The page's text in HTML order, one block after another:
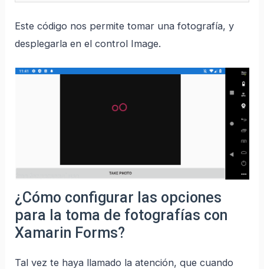
Este código nos permite tomar una fotografía, y
desplegarla en el control Image.
¿Cómo configurar las opciones
para la toma de fotografías con
Xamarin Forms?
Tal vez te haya llamado la atención, que cuando